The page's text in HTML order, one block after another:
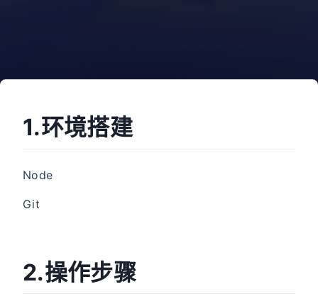
1.环境搭建
Node
Git
2.操作步骤